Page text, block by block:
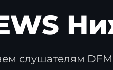
слушателям